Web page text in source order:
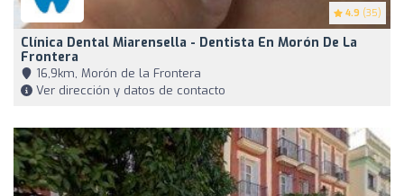
4.9 (35)
Clínica Dental Miarensella - Dentista En Morón De La
Frontera
16,9km, Morón de la Frontera
Ver dirección y datos de contacto